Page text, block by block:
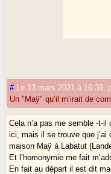
Garonne, et
qu’ils ne
des siècles !
# Le 13 mars 2021 à 16:39
Un "Maÿ" qu’il m’irait de
Cela n’a pas me semble -t-
ici, mais il se trouve que
maison Maÿ à Labatut
Et l’homonymie me fait
En fait au départ il est dit